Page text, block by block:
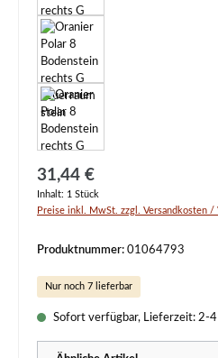
Regulärer Preis:
31,44 €
Inhalt: 1 Stück
Preise inkl. MwSt. zzgl. Versandkosten /
Produktnummer: 01064793
Nur noch 7 lieferbar
Sofort verfügbar, Lieferzeit: 2-4